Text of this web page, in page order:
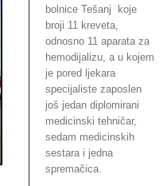
bolnice Tešanj koje
broji 11 kreveta,
odnosno 11 aparata za
hemodijalizu, a u kojem
je pored ljekara
specijaliste zaposlen
još jedan diplomirani
medicinski tehničar,
sedam medicinskih
sestara i jedna
spremačica.